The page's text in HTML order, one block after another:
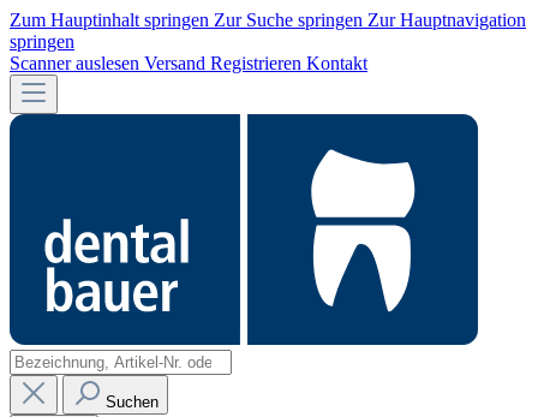
Zum Hauptinhalt springen Zur Suche springen Zur Hauptnavigation
springen
Scanner auslesen Versand Registrieren Kontakt
Suchen